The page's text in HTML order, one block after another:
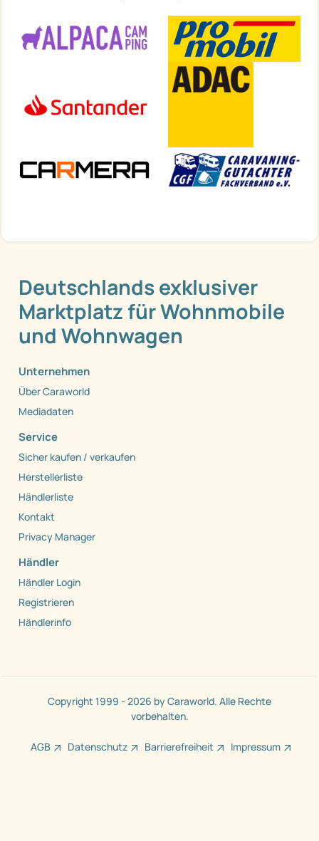
Deutschlands exklusiver
Marktplatz für Wohnmobile
und Wohnwagen
Unternehmen
Über Caraworld
Mediadaten
Service
Sicher kaufen / verkaufen
Herstellerliste
Händlerliste
Kontakt
Privacy Manager
Händler
Händler Login
Registrieren
Händlerinfo
Copyright 1999 - 2026 by Caraworld. Alle Rechte
vorbehalten.
AGB Datenschutz Barrierefreiheit Impressum